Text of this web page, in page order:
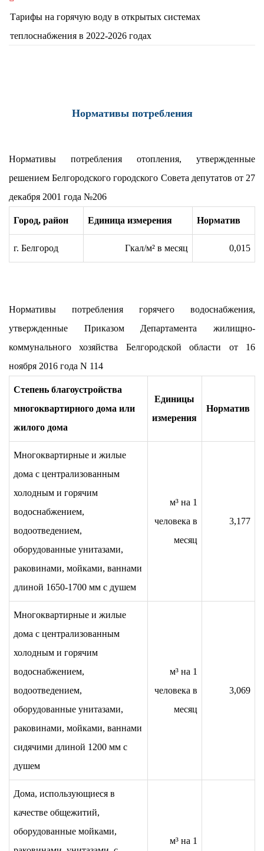
Тарифы на горячую воду в открытых системах
теплоснабжения в 2022-2026 годах
Нормативы потребления
Нормативы потребления отопления, утвержденные
решением Белгородского городского Совета депутатов от 27
декабря 2001 года №206
Город, район Единица измерения Норматив
г. Белгород Гкал/м² в месяц 0,015
Нормативы потребления горячего водоснабжения,
утвержденные Приказом Департамента жилищно-
коммунального хозяйства Белгородской области от 16
ноября 2016 года N 114
Степень благоустройства
многоквартирного дома или
жилого дома
Единицы
измерения
Норматив
Многоквартирные и жилые
дома с централизованным
холодным и горячим
водоснабжением,
водоотведением,
оборудованные унитазами,
раковинами, мойками, ваннами
длиной 1650-1700 мм с душем
м³ на 1
человека в
месяц
3,177
Многоквартирные и жилые
дома с централизованным
холодным и горячим
водоснабжением,
водоотведением,
оборудованные унитазами,
раковинами, мойками, ваннами
сидячими длиной 1200 мм с
душем
м³ на 1
человека в
месяц
3,069
Дома, использующиеся в
качестве общежитий,
оборудованные мойками,
м³ на 1